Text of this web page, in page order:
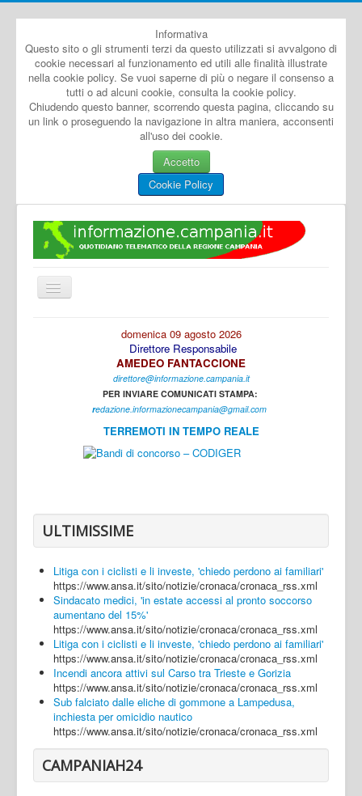
Informativa
Questo sito o gli strumenti terzi da questo utilizzati si avvalgono di
cookie necessari al funzionamento ed utili alle finalità illustrate
nella cookie policy. Se vuoi saperne di più o negare il consenso a
tutti o ad alcuni cookie, consulta la cookie policy.
Chiudendo questo banner, scorrendo questa pagina, cliccando su
un link o proseguendo la navigazione in altra maniera, acconsenti
all'uso dei cookie.
Accetto
Cookie Policy
Cambia
navigazione
Caserta
Napoli
Salerno
Login
domenica 09 agosto 2026
Direttore Responsabile
AMEDEO FANTACCIONE
direttore@informazione.campania.it
PER INVIARE COMUNICATI STAMPA:
redazione.informazionecampania@gmail.com
TERREMOTI IN TEMPO REALE
ULTIMISSIME
Litiga con i ciclisti e li investe, 'chiedo perdono ai familiari'
https://www.ansa.it/sito/notizie/cronaca/cronaca_rss.xml
Sindacato medici, 'in estate accessi al pronto soccorso
aumentano del 15%'
https://www.ansa.it/sito/notizie/cronaca/cronaca_rss.xml
Litiga con i ciclisti e li investe, 'chiedo perdono ai familiari'
https://www.ansa.it/sito/notizie/cronaca/cronaca_rss.xml
Incendi ancora attivi sul Carso tra Trieste e Gorizia
https://www.ansa.it/sito/notizie/cronaca/cronaca_rss.xml
Sub falciato dalle eliche di gommone a Lampedusa,
inchiesta per omicidio nautico
https://www.ansa.it/sito/notizie/cronaca/cronaca_rss.xml
CAMPANIAH24